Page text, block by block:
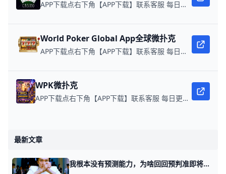
APP下载点右下角【APP下载】联系客服 每日更新可用链接 微扑克 WPK真人在线约局，领WPK钻石。
World Poker Global App全球微扑克
APP下载点右下角【APP下载】联系客服 每日更新可用链接 在线玩扑克，赢取真钱。
WPK微扑克
APP下载点右下角【APP下载】联系客服 每日更新可用链接 微扑克 WPK真人在线约局，wepoker德州约局，加微信客服上下分，领WPK钻石。
最新文章
我根本没有预测能力，为啥回回预判准即将发生的事情？ 昨晚会后，很多读者留言，说，我又预测对了。 重点是会议上的那句话，夹在外资投资与房地产类目之间的那句话。 促进，什么什么什么什么，等，服务类消费